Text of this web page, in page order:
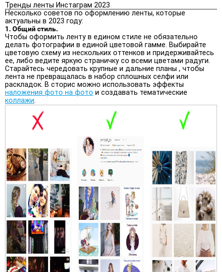
Тренды ленты Инстаграм 2023
Несколько советов по оформлению ленты, которые
актуальны в 2023 году:
1. Общий стиль.
Чтобы оформить ленту в едином стиле не обязательно
делать фотографии в единой цветовой гамме. Выбирайте
цветовую схему из нескольких оттенков и придерживайтесь
ее, либо ведите яркую страничку со всеми цветами радуги.
Старайтесь чередовать крупные и дальние планы , чтобы
лента не превращалась в набор сплошных селфи или
раскладок. В сторис можно использовать эффекты
наложения фото на фото и создавать тематические
коллажи.